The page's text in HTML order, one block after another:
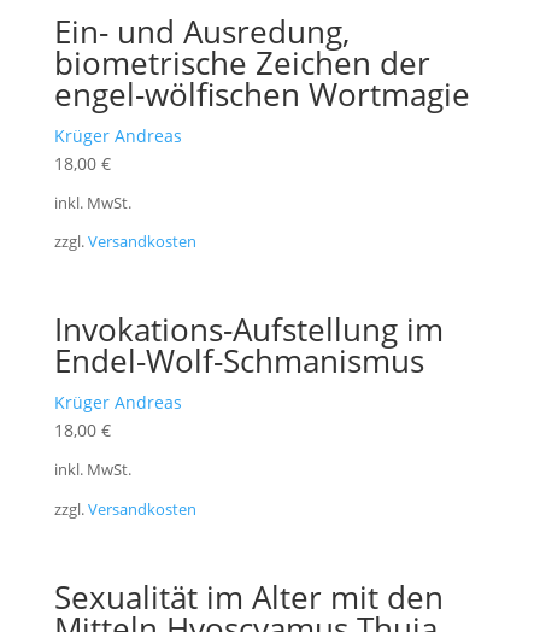
Ein- und Ausredung,
biometrische Zeichen der
engel-wölfischen Wortmagie
Krüger Andreas
18,00 €
inkl. MwSt.
zzgl.Versandkosten
Invokations-Aufstellung im
Endel-Wolf-Schmanismus
Krüger Andreas
18,00 €
inkl. MwSt.
zzgl.Versandkosten
Sexualität im Alter mit den